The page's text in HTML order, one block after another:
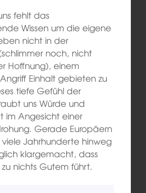
fehlt das
Wissen um die eigene
nicht in der
noch, nicht
Hoffnung), einem
Einhalt gebieten zu
tiefe Gefühl der
uns Würde und
im Angesicht einer
Gerade Europäern
Jahrhunderte hinweg
klargemacht, dass
nichts Gutem führt.